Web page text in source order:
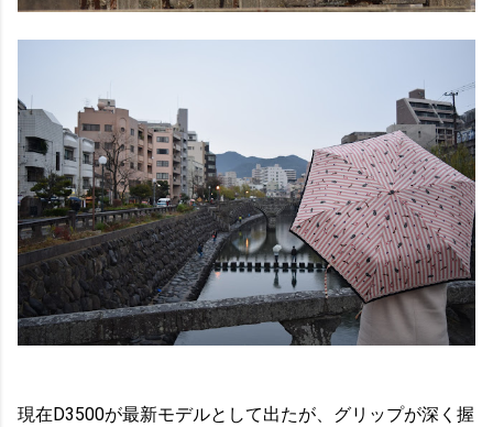
現在D3500が最新モデルとして出たが、グリップが深く握